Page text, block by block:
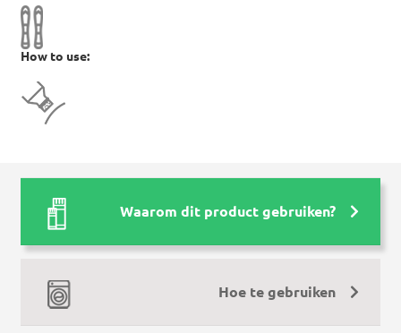
How to use:
Waarom dit product gebruiken?
Hoe te gebruiken